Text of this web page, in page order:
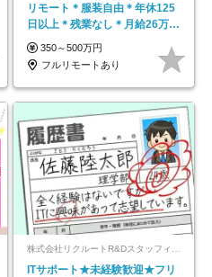
リモート＊服装自由＊年休125
日以上＊残業なし＊月給26万円
以上
350～500万円
フルリモートあり
ITサポート★未経験歓迎★フリ